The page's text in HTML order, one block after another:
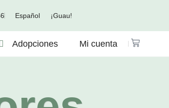
Español ¡Guau!
Adopciones Mi cuenta
te muerdo!